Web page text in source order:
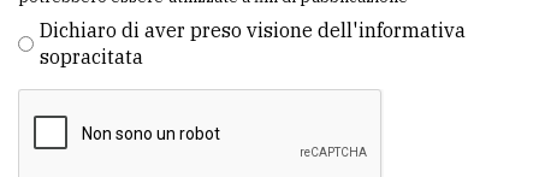
Dichiaro di aver preso visione dell'informativa
sopracitata